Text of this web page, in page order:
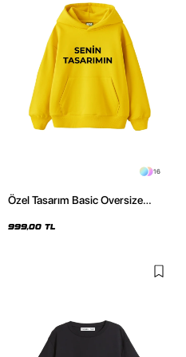
16
Özel Tasarım Basic Oversize
999,00 TL